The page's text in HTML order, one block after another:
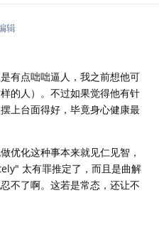
辑
有点咄咄逼人，我之前想他可
的人）。不过如果觉得他有针
上台面得好，毕竟身心健康最
优化这种事本来就见仁见智，
太有罪推定了，而且是曲解
不了啊。这若是常态，还让不